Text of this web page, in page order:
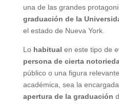
una de las grandes
graduación de la
el estado de Nueva York.
Lo habitual en este tipo de
persona de cierta
público o una figura
académica, sea la
apertura de la graduación